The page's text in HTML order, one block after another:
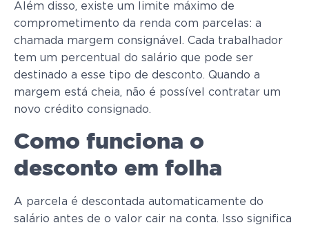
Além disso, existe um limite máximo de
comprometimento da renda com parcelas: a
chamada margem consignável. Cada trabalhador
tem um percentual do salário que pode ser
destinado a esse tipo de desconto. Quando a
margem está cheia, não é possível contratar um
novo crédito consignado.
Como funciona o
desconto em folha
A parcela é descontada automaticamente do
salário antes de o valor cair na conta. Isso significa